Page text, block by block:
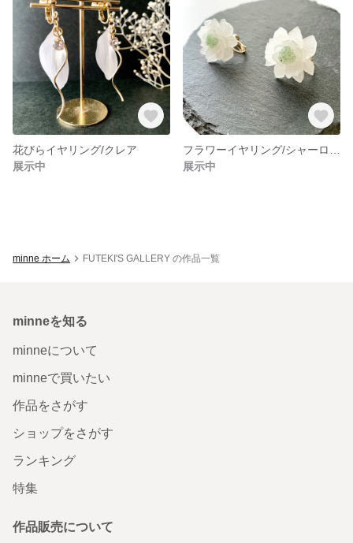
花びらイヤリング/クレア
展示中
展示中
minne ホーム FUTEKI'S GALLERY の作品一覧
minneを知る
minneについて
minneで買いたい
作品をさがす
ショップをさがす
ランキング
特集
作品販売について